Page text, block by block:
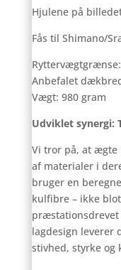
Hjulene på
Fås til Shimano/
Anbefalet
Vægt: 980 gram
Udviklet synergi:
Vi tror på, at ægte
af materialer i
bruger en
kulfibre – ikke
præstationsdrevet
lagdesign leverer
stivhed, styrke og